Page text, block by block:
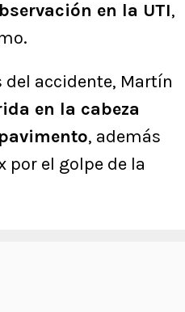
en la UTI,
del accidente, Martín
en la cabeza
, además
por el golpe de la